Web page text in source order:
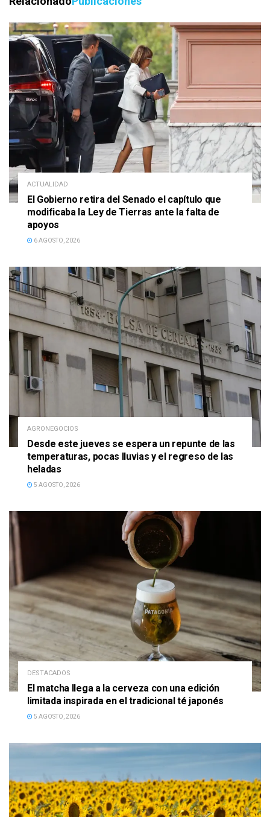
ACTUALIDAD
El Gobierno retira del Senado el capítulo que
modificaba la Ley de Tierras ante la falta de
apoyos
6 AGOSTO, 2026
AGRONEGOCIOS
Desde este jueves se espera un repunte de las
temperaturas, pocas lluvias y el regreso de las
heladas
5 AGOSTO, 2026
DESTACADOS
El matcha llega a la cerveza con una edición
limitada inspirada en el tradicional té japonés
5 AGOSTO, 2026